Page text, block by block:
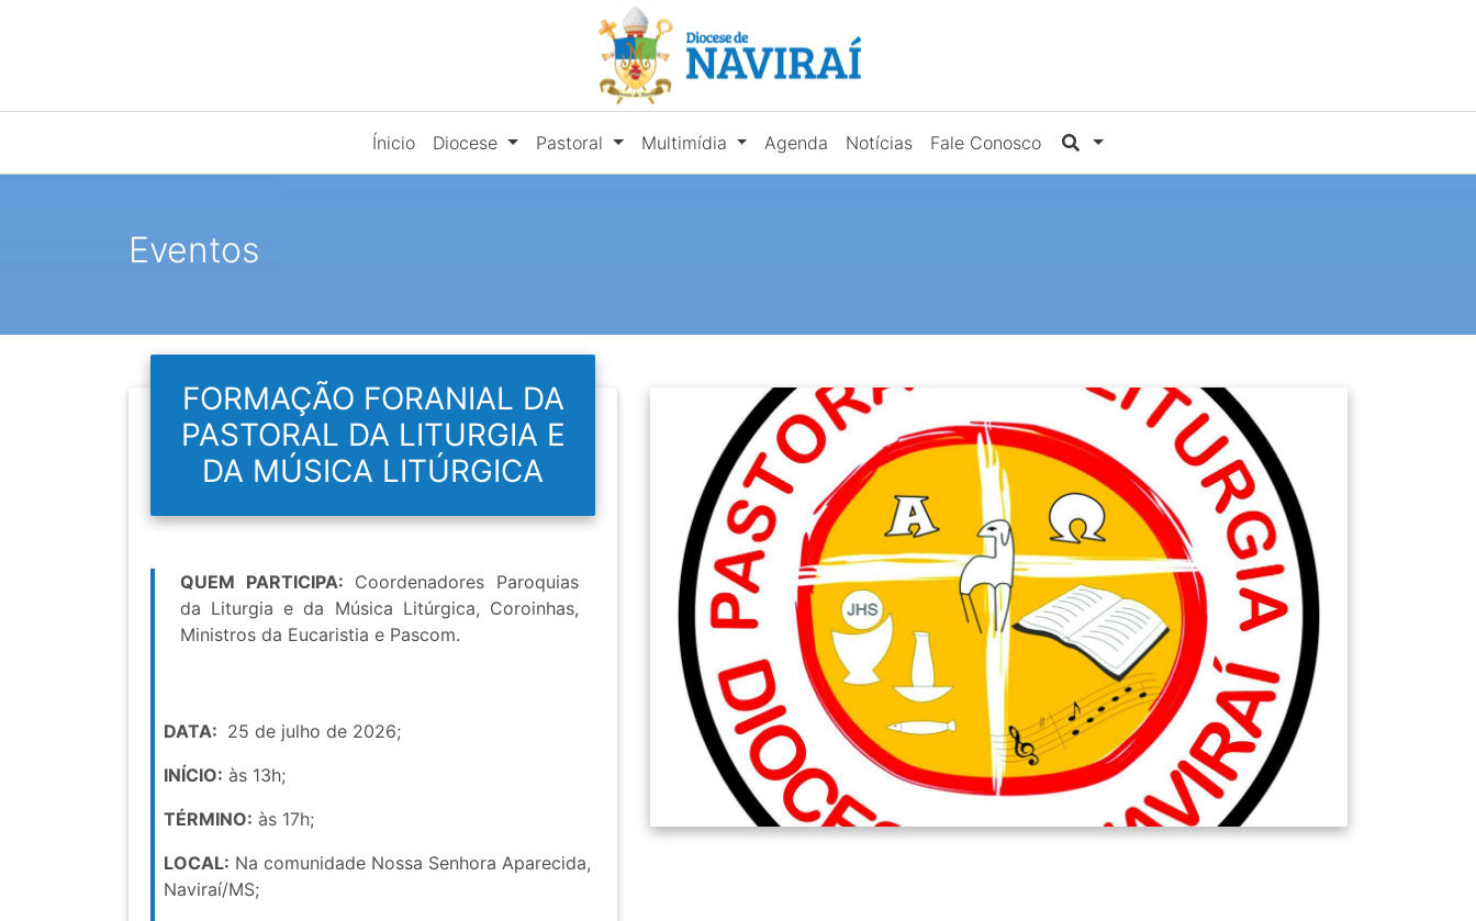
Ínicio Diocese Pastoral Multimídia Agenda Notícias Fale Conosco
Eventos
FORMAÇÃO FORANIAL DA
PASTORAL DA LITURGIA E
DA MÚSICA LITÚRGICA
QUEM PARTICIPA: Coordenadores Paroquias
da Liturgia e da Música Litúrgica, Coroinhas,
Ministros da Eucaristia e Pascom.
DATA: 25 de julho de 2026;
INÍCIO: às 13h;
TÉRMINO: às 17h;
LOCAL: Na comunidade Nossa Senhora Aparecida,
Naviraí/MS;